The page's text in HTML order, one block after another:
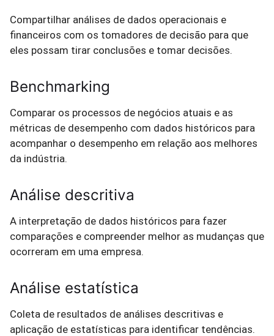
Compartilhar análises de dados operacionais e
financeiros com os tomadores de decisão para que
eles possam tirar conclusões e tomar decisões.
Benchmarking
Comparar os processos de negócios atuais e as
métricas de desempenho com dados históricos para
acompanhar o desempenho em relação aos melhores
da indústria.
Análise descritiva
A interpretação de dados históricos para fazer
comparações e compreender melhor as mudanças que
ocorreram em uma empresa.
Análise estatística
Coleta de resultados de análises descritivas e
aplicação de estatísticas para identificar tendências.